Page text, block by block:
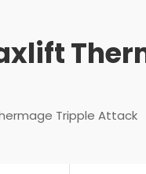
Tripple Attack